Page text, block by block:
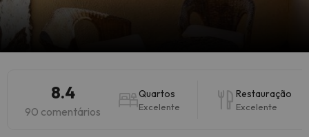
8.4
90 comentários
Quartos
Excelente
Restauração
Excelente